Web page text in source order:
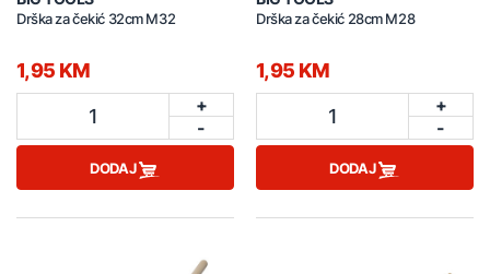
Drška za čekić 32cm M32
1,95 KM
1
+
-
DODAJ
Drška za čekić 28cm M28
1,95 KM
1
+
-
DODAJ